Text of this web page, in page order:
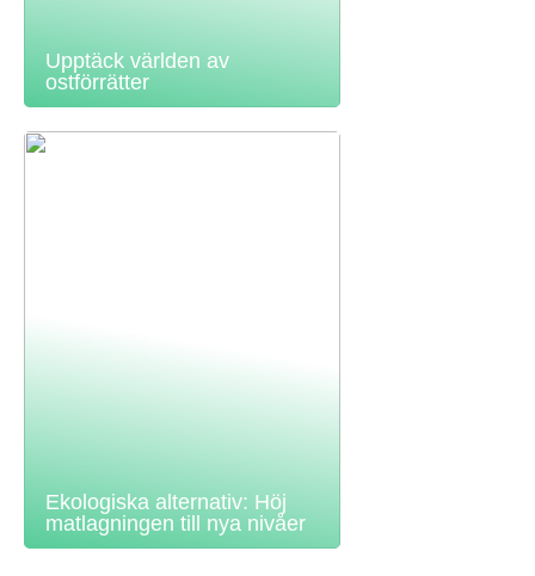
Upptäck världen av
ostförrätter
Ekologiska alternativ: Höj
matlagningen till nya nivåer